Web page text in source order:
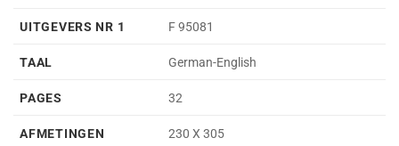
UITGEVERS NR 1 F 95081
TAAL German-English
PAGES 32
AFMETINGEN 230 X 305